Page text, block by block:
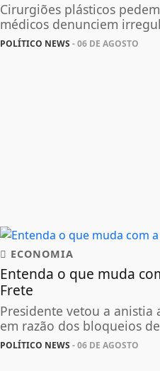
Cirurgiões plásticos
médicos denunciem
POLÍTICO NEWS - 06 DE AGOSTO
ECONOMIA
Entenda o que muda
Frete
Presidente vetou a anistia
em razão dos bloqueios
POLÍTICO NEWS - 06 DE AGOSTO